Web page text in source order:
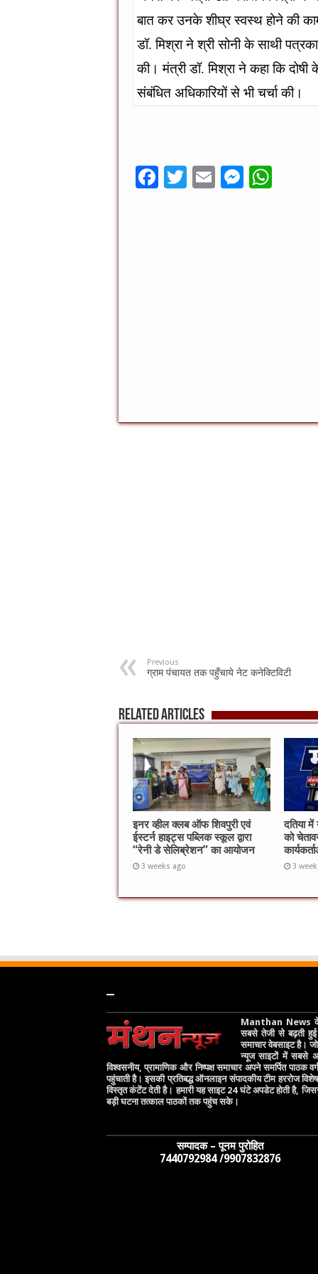
बात कर उनके शीघ्र स्वस्थ होने की
डॉ. मिश्रा ने श्री सोनी के साथी
की। मंत्री डॉ. मिश्रा ने कहा कि दोषी
संबंधित अधिकारियों से भी चर्चा की।
पूनम
F
T
E
M
Previous
ग्राम पंचायत तक पहुँचाये नेट कनेक्टिविटी
Related Articles
इनर व्हील क्लब ऑफ शिवपुरी एवं
ईस्टर्न हाइट्स पब्लिक स्कूल द्वारा
“रेनी डे सेलिब्रेशन” का आयोजन
3 weeks ago
दतिया में
को
3
–
Manthan News
सबसे तेजी से बढ़ती हुई
समाचार वेबसाइट है। जो
न्यूज साइटों में सबसे
विश्वसनीय, प्रामाणिक और निष्पक्ष समाचार अपने समर्पित पाठक
पहुंचाती है। इसकी प्रतिबद्ध ऑनलाइन संपादकीय टीम हररोज
विस्तृत कंटेंट देती है। हमारी यह साइट 24 घंटे अपडेट होती है,
बड़ी घटना तत्काल पाठकों तक पहुंच सके।
सम्पादक – पूनम पुरोहित
7440792984 /9907832876